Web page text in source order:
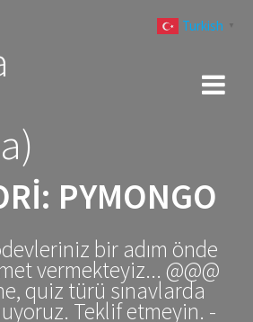
PYMONGO
bir adım önde
vermekteyiz... @@@
quiz türü sınavlarda
Teklif etmeyin. -
Turkish ▼